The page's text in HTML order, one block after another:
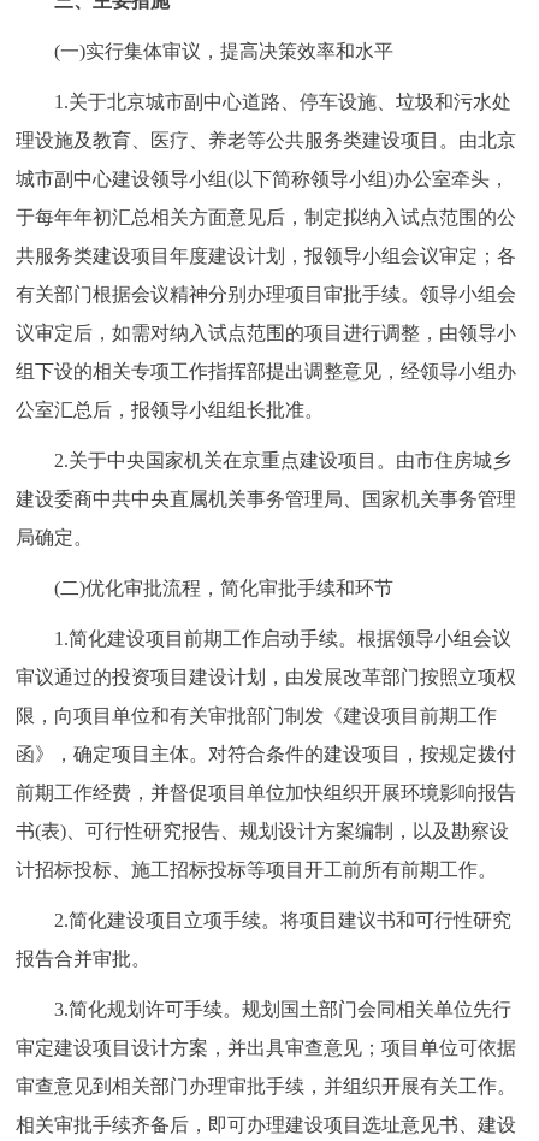
(一)实行集体审议，提高决策效率和水平
1.关于北京城市副中心道路、停车设施、垃圾和污水处
理设施及教育、医疗、养老等公共服务类建设项目。由北京
城市副中心建设领导小组(以下简称领导小组)办公室牵头，
于每年年初汇总相关方面意见后，制定拟纳入试点范围的公
共服务类建设项目年度建设计划，报领导小组会议审定；各
有关部门根据会议精神分别办理项目审批手续。领导小组会
议审定后，如需对纳入试点范围的项目进行调整，由领导小
组下设的相关专项工作指挥部提出调整意见，经领导小组办
公室汇总后，报领导小组组长批准。
2.关于中央国家机关在京重点建设项目。由市住房城乡
建设委商中共中央直属机关事务管理局、国家机关事务管理
局确定。
(二)优化审批流程，简化审批手续和环节
1.简化建设项目前期工作启动手续。根据领导小组会议
审议通过的投资项目建设计划，由发展改革部门按照立项权
限，向项目单位和有关审批部门制发《建设项目前期工作
函》，确定项目主体。对符合条件的建设项目，按规定拨付
前期工作经费，并督促项目单位加快组织开展环境影响报告
书(表)、可行性研究报告、规划设计方案编制，以及勘察设
计招标投标、施工招标投标等项目开工前所有前期工作。
2.简化建设项目立项手续。将项目建议书和可行性研究
报告合并审批。
3.简化规划许可手续。规划国土部门会同相关单位先行
审定建设项目设计方案，并出具审查意见；项目单位可依据
审查意见到相关部门办理审批手续，并组织开展有关工作。
相关审批手续齐备后，即可办理建设项目选址意见书、建设